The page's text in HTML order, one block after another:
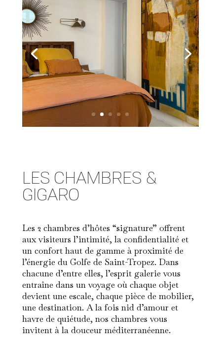
LES CHAMBRES &
GIGARO
Les 2 chambres d’hôtes “signature” offrent
aux visiteurs l’intimité, la confidentialité et
un confort haut de gamme à proximité de
l’énergie du Golfe de Saint-Tropez. Dans
chacune d’entre elles, l’esprit galerie vous
entraîne dans un voyage où chaque objet
devient une escale, chaque pièce de mobilier,
une destination. A la fois nid d’amour et
havre de quiétude, nos chambres vous
invitent à la douceur méditerranéenne.